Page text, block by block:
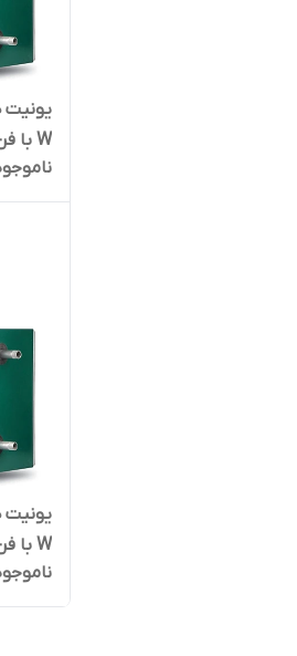
W با فن 4 پر 1400 دور
W با فن 4 پر 1400 دور